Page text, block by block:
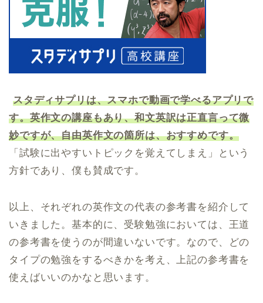
スタディサプリは、スマホで動画で学べるアプリで
す。英作文の講座もあり、和文英訳は正直言って微
妙ですが、自由英作文の箇所は、おすすめです。
「試験に出やすいトピックを覚えてしまえ」という
方針であり、僕も賛成です。
以上、それぞれの英作文の代表の参考書を紹介して
いきました。基本的に、受験勉強においては、王道
の参考書を使うのが間違いないです。なので、どの
タイプの勉強をするべきかを考え、上記の参考書を
使えばいいのかなと思います。